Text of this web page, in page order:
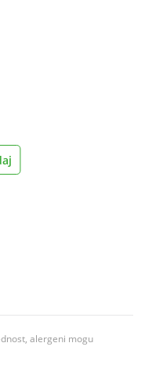
alergeni mogu